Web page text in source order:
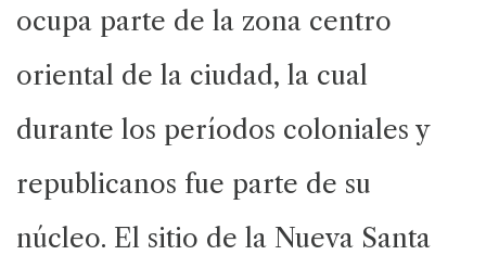
ocupa parte de la zona centro
oriental de la ciudad, la cual
durante los períodos coloniales y
republicanos fue parte de su
núcleo. El sitio de la Nueva Santa